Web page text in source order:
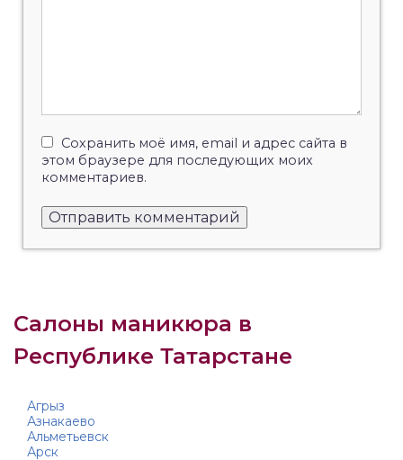
Сохранить моё имя, email и адрес сайта в
этом браузере для последующих моих
комментариев.
Салоны маникюра в
Республике Татарстане
Агрыз
Азнакаево
Альметьевск
Арск